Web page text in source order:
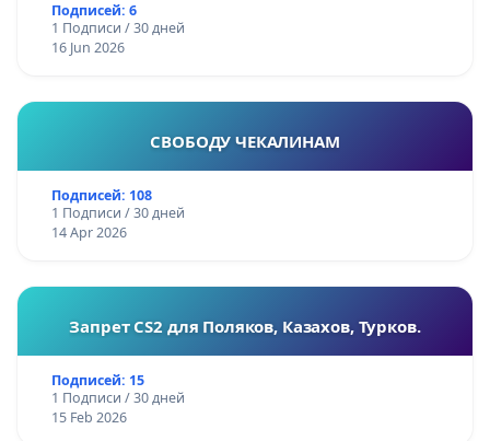
Подписей: 6
1 Подписи / 30 дней
16 Jun 2026
СВОБОДУ ЧЕКАЛИНАМ
Подписей: 108
1 Подписи / 30 дней
14 Apr 2026
Запрет CS2 для Поляков, Казахов, Турков.
Подписей: 15
1 Подписи / 30 дней
15 Feb 2026